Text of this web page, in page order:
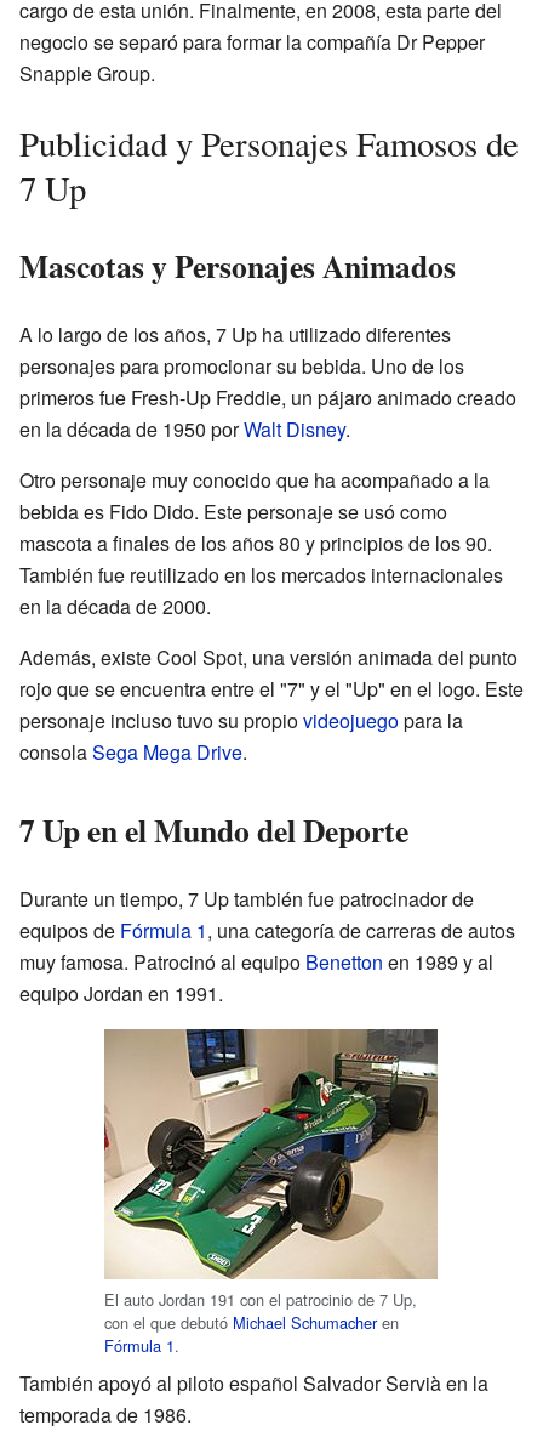
cargo de esta unión. Finalmente, en 2008, esta parte del
negocio se separó para formar la compañía Dr Pepper
Snapple Group.
Publicidad y Personajes Famosos de
7 Up
Mascotas y Personajes Animados
A lo largo de los años, 7 Up ha utilizado diferentes
personajes para promocionar su bebida. Uno de los
primeros fue Fresh-Up Freddie, un pájaro animado creado
en la década de 1950 porWalt Disney.
Otro personaje muy conocido que ha acompañado a la
bebida es Fido Dido. Este personaje se usó como
mascota a finales de los años 80 y principios de los 90.
También fue reutilizado en los mercados internacionales
en la década de 2000.
Además, existe Cool Spot, una versión animada del punto
rojo que se encuentra entre el "7" y el "Up" en el logo. Este
personaje incluso tuvo su propiovideojuegopara la
consolaSega Mega Drive.
7 Up en el Mundo del Deporte
Durante un tiempo, 7 Up también fue patrocinador de
equipos de Fórmula 1, una categoría de carreras de autos
muy famosa. Patrocinó al equipo Benetton en 1989 y al
equipo Jordan en 1991.
El auto Jordan 191 con el patrocinio de 7 Up,
con el que debutó Michael Schumacheren
Fórmula 1.
También apoyó al piloto español Salvador Servià en la
temporada de 1986.